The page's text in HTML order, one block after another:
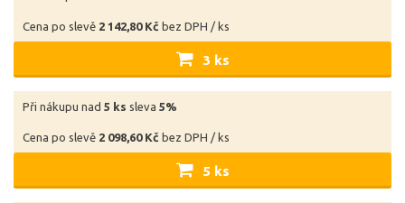
Cena po slevě 2 142,80 Kč bez DPH / ks
3 ks
Při nákupu nad 5 ks sleva 5%
Cena po slevě 2 098,60 Kč bez DPH / ks
5 ks